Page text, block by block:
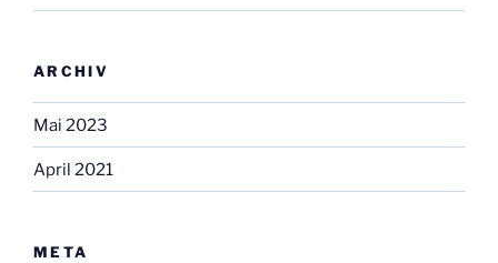
ARCHIV
Mai 2023
April 2021
META